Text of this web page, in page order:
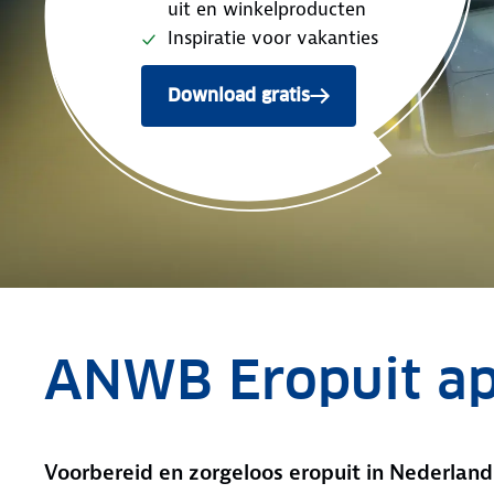
uit en winkelproducten
Inspiratie voor vakanties
Download gratis
ANWB Eropuit
Voorbereid en zorgeloos eropuit in Nederland